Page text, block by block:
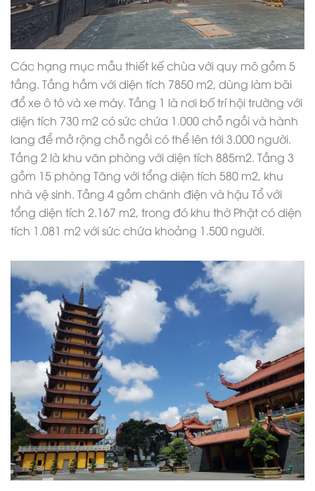
Các hạng mục mẫu thiết kế chùa với quy mô gồm 5
tầng. Tầng hầm với diện tích 7850 m2, dùng làm bãi
đổ xe ô tô và xe máy. Tầng 1 là nơi bố trí hội trường với
diện tích 730 m2 có sức chứa 1.000 chỗ ngồi và hành
lang để mở rộng chỗ ngồi có thể lên tới 3.000 người.
Tầng 2 là khu văn phòng với diện tích 885m2. Tầng 3
gồm 15 phòng Tăng với tổng diện tích 580 m2, khu
nhà vệ sinh. Tầng 4 gồm chánh điện và hậu Tổ với
tổng diện tích 2.167 m2, trong đó khu thờ Phật có diện
tích 1.081 m2 với sức chứa khoảng 1.500 người.